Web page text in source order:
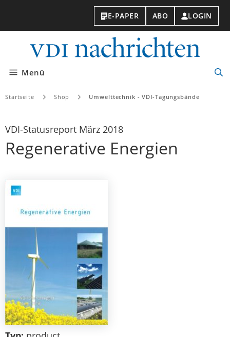
E-PAPER ABO LOGIN
Menü
Startseite Shop Umwelttechnik - VDI-Tagungsbände
VDI-Statusreport März 2018
Regenerative Energien